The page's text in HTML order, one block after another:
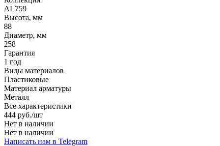
AL759
Высота, мм
88
Диаметр, мм
258
Гарантия
1 год
Виды материалов
Пластиковые
Материал арматуры
Металл
Все характеристики
444 руб./шт
Нет в наличии
Нет в наличии
Написать нам в Telegram